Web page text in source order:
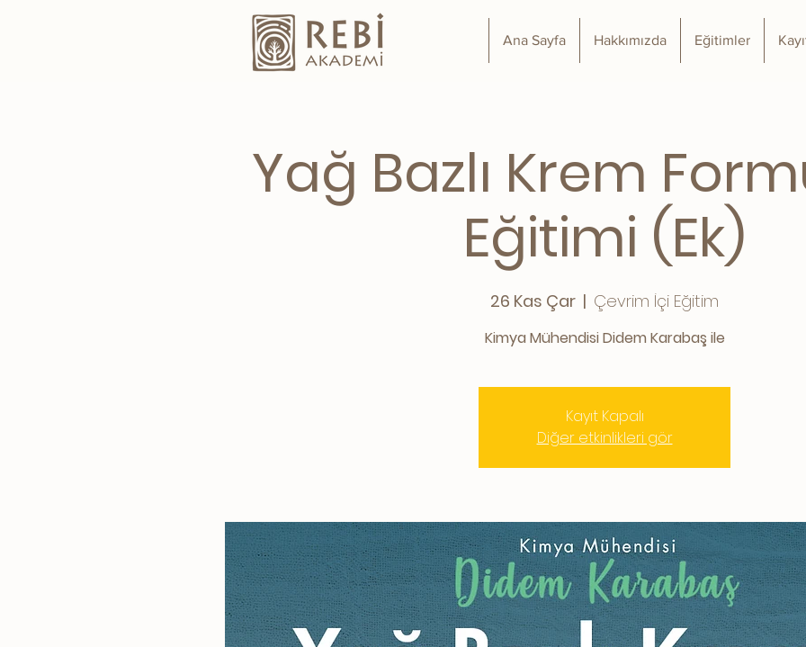
Ana Sayfa Hakkımızda Eğitimler
Yağ Bazlı Krem
Eğitimi (Ek)
26 Kas Çar
  |
Çevrim İçi Eğitim
Kimya Mühendisi Didem Karabaş ile
Kayıt Kapalı
Diğer etkinlikleri gör